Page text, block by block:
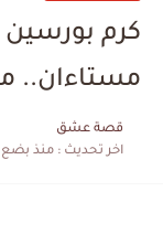
كرم بورسين
مستاءان..
قصة عشق
اخر تحديث :منذ بضع